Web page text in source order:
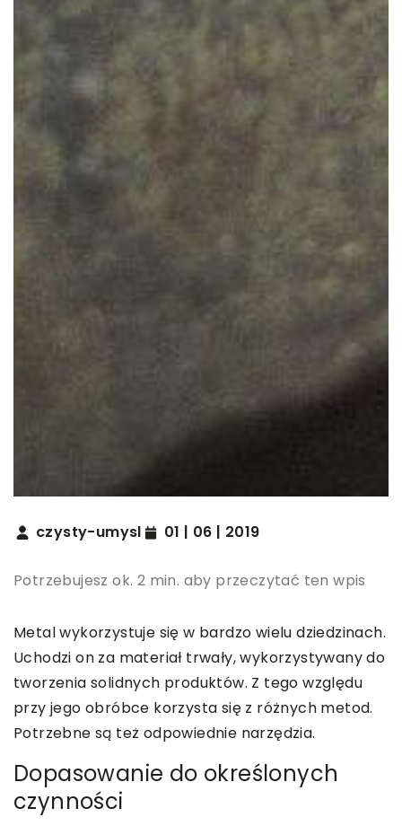
czysty-umysl 01 | 06 | 2019
Potrzebujesz ok. 2 min. aby przeczytać ten wpis
Metal wykorzystuje się w bardzo wielu dziedzinach.
Uchodzi on za materiał trwały, wykorzystywany do
tworzenia solidnych produktów. Z tego względu
przy jego obróbce korzysta się z różnych metod.
Potrzebne są też odpowiednie narzędzia.
Dopasowanie do określonych
czynności